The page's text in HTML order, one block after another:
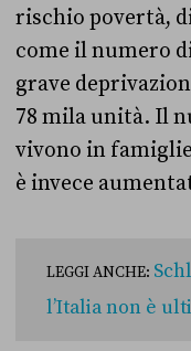
rischio povertà,
come il numero
grave
78 mila unità. Il
vivono in
è invece
LEGGI ANCHE:
l’Italia non è